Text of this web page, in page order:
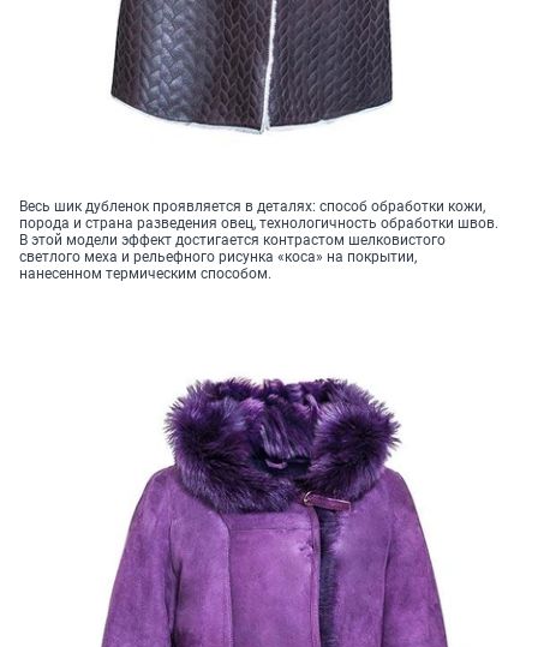
Весь шик дубленок проявляется в деталях: способ обработки кожи,
порода и страна разведения овец, технологичность обработки швов.
В этой модели эффект достигается контрастом шелковистого
светлого меха и рельефного рисунка «коса» на покрытии,
нанесенном термическим способом.